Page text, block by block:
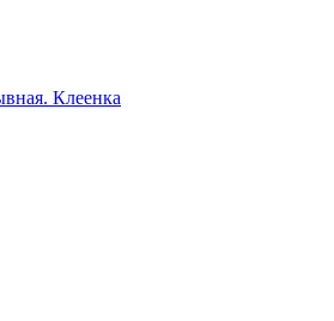
Клеенка